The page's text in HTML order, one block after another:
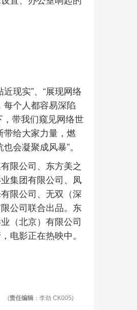
现实”、“展现网络
每个人都容易深陷
，带我们窥见网络世
带给大家力量，燃
会凝聚成风暴”。
限公司、东方美之
集团有限公司、凤
限公司、无双（深
公司联合出品。东
（北京）有限公司
电影正在热映中。
(责任编辑 ：李劲 CK005)